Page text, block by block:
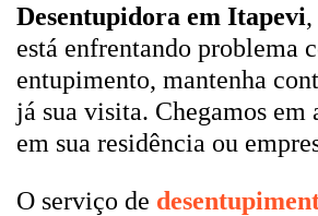
Desentupidora em Itapevi
está enfrentando problema
entupimento, mantenha
já sua visita. Chegamos em
em sua residência ou
O serviço de